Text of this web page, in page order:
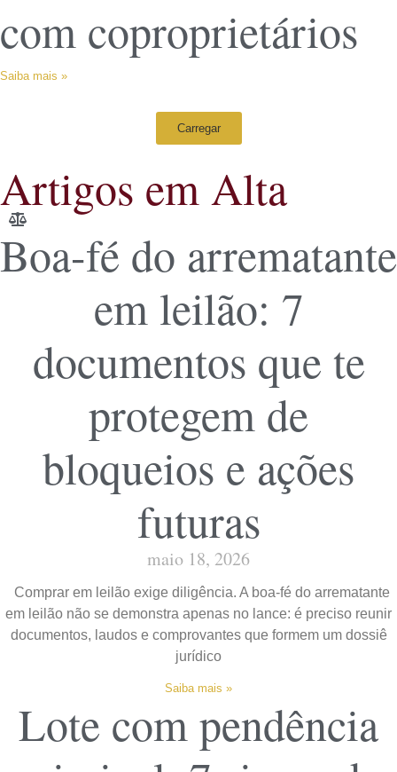
com coproprietários
Saiba mais »
Carregar
Artigos em Alta
Boa-fé do arrematante
em leilão: 7
documentos que te
protegem de
bloqueios e ações
futuras
maio 18, 2026
Comprar em leilão exige diligência. A boa-fé do arrematante
em leilão não se demonstra apenas no lance: é preciso reunir
documentos, laudos e comprovantes que formem um dossiê
jurídico
Saiba mais »
Lote com pendência